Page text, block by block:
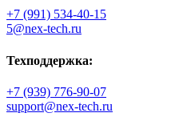
+7 (991) 534-40-15
5@nex-tech.ru
Техподдержка:
+7 (939) 776-90-07
support@nex-tech.ru